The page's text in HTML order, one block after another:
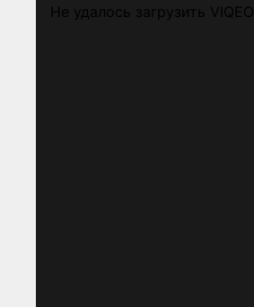
Не удалось загрузить VIQEO